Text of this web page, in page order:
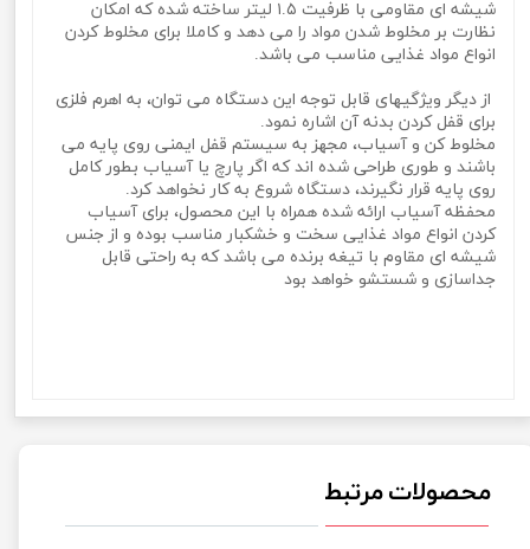
شیشه ای مقاومی با ظرفیت ۱.۵ لیتر ساخته شده که امکان
نظارت بر مخلوط شدن مواد را می دهد و کاملا برای مخلوط کردن
انواع مواد غذایی مناسب می باشد.
از دیگر ویژگیهای قابل توجه این دستگاه می توان، به اهرم فلزی
برای قفل کردن بدنه آن اشاره نمود.
مخلوط کن و آسیاب، مجهز به سیستم قفل ایمنی روی پایه می
باشند و طوری طراحی شده اند که اگر پارچ یا آسیاب بطور کامل
روی پایه قرار نگیرند، دستگاه شروع به کار نخواهد کرد.
محفظه آسیاب ارائه شده همراه با این محصول، برای آسیاب
کردن انواع مواد غذایی سخت و خشکبار مناسب بوده و از جنس
شیشه ای مقاوم با تیغه برنده می باشد که به راحتی قابل
جداسازی و شستشو خواهد بود
محصولات مرتبط